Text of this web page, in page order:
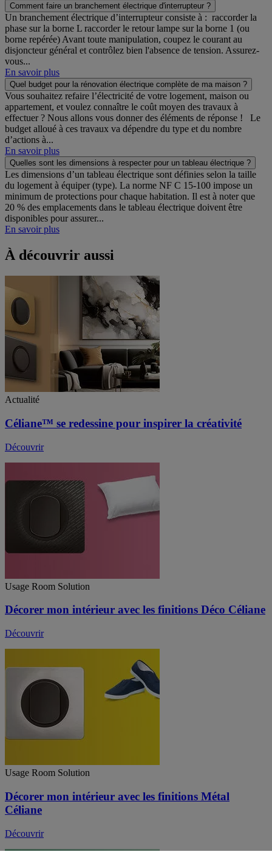
Comment faire un branchement électrique d'interrupteur ?
Un branchement électrique d’interrupteur consiste à : raccorder la
phase sur la borne L raccorder le retour lampe sur la borne 1 (ou
borne repérée) Avant toute manipulation, coupez le courant au
disjoncteur général et contrôlez bien l'absence de tension. Assurez-
vous...
En savoir plus
Quel budget pour la rénovation électrique complète de ma maison ?
Vous souhaitez refaire l’électricité de votre logement, maison ou
appartement, et voulez connaître le coût moyen des travaux à
effectuer ? Nous allons vous donner des éléments de réponse ! Le
budget alloué à ces travaux va dépendre du type et du nombre
d’actions à...
En savoir plus
Quelles sont les dimensions à respecter pour un tableau électrique ?
Les dimensions d’un tableau électrique sont définies selon la taille
du logement à équiper (type). La norme NF C 15-100 impose un
minimum de protections pour chaque habitation. Il est à noter que
20 % des emplacements dans le tableau électrique doivent être
disponibles pour assurer...
En savoir plus
À découvrir aussi
Actualité
Céliane™ se redessine pour inspirer la créativité
Découvrir
Usage Room Solution
Décorer mon intérieur avec les finitions Déco Céliane
Découvrir
Usage Room Solution
Décorer mon intérieur avec les finitions Métal
Céliane
Découvrir